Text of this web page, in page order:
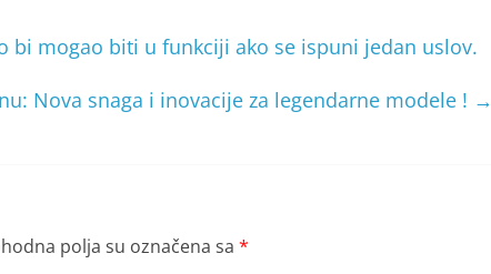
bi mogao biti u funkciji ako se ispuni jedan uslov.
Nova snaga i inovacije za legendarne modele ! →
polja su označena sa *